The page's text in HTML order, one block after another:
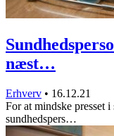
næst…
Erhverv • 16.12.21
For at mindske presset
sundhedspers…